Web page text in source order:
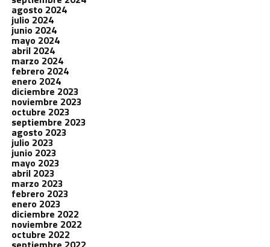
agosto 2024
julio 2024
junio 2024
mayo 2024
abril 2024
marzo 2024
febrero 2024
enero 2024
diciembre 2023
noviembre 2023
octubre 2023
septiembre 2023
agosto 2023
julio 2023
junio 2023
mayo 2023
abril 2023
marzo 2023
febrero 2023
enero 2023
diciembre 2022
noviembre 2022
octubre 2022